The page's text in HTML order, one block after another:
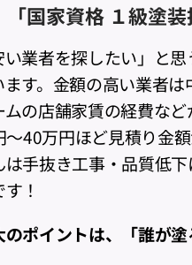
「国家資格 １級塗
業者を探したい」と
す。金額の高い業者
の店舗家賃の経費な
40万円ほど見積り金
手抜き工事・品質低
！
ポイントは、
「誰が塗